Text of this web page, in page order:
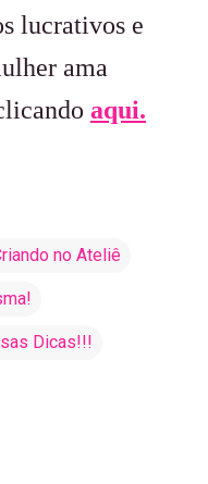
lucrativos e
ama
aqui.
no Ateliê
Dicas!!!